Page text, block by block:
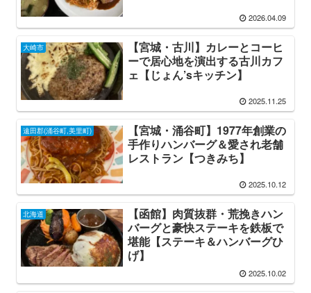
2026.04.09
大崎市
【宮城・古川】カレーとコーヒ
ーで居心地を演出する古川カフ
ェ【じょん’sキッチン】
2025.11.25
遠田郡(涌谷町,美里町)
【宮城・涌谷町】1977年創業の
手作りハンバーグ＆愛され老舗
レストラン【つきみち】
2025.10.12
北海道
【函館】肉質抜群・荒挽きハン
バーグと豪快ステーキを鉄板で
堪能【ステーキ＆ハンバーグひ
げ】
2025.10.02